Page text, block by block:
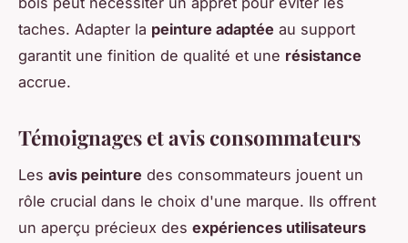
taches. Adapter la peinture adaptée au support
garantit une finition de qualité et une résistance
accrue.
Témoignages et avis consommateurs
Les avis peinture des consommateurs jouent un
rôle crucial dans le choix d'une marque. Ils offrent
un aperçu précieux des expériences utilisateurs